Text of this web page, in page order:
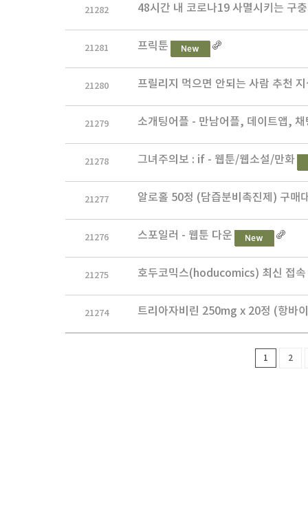
21282 48시간 내 코로나19 사멸시키는 구
21281 프릭툰
21280 프릴리지 먹으면 안되는 사람 추천
21279 소개팅어플 - 만남어플, 데이트앱,
21278 그녀주의보 : if - 웹툰/웹소설/만화
21277 알로홀 50정 (담즙분비촉진제) 구
21276 스포일러 - 웹툰 다운
21275 호두코믹스(hoducomics) 최신 접속
21274 트리아자비린 250mg x 20정 (항바
1 2